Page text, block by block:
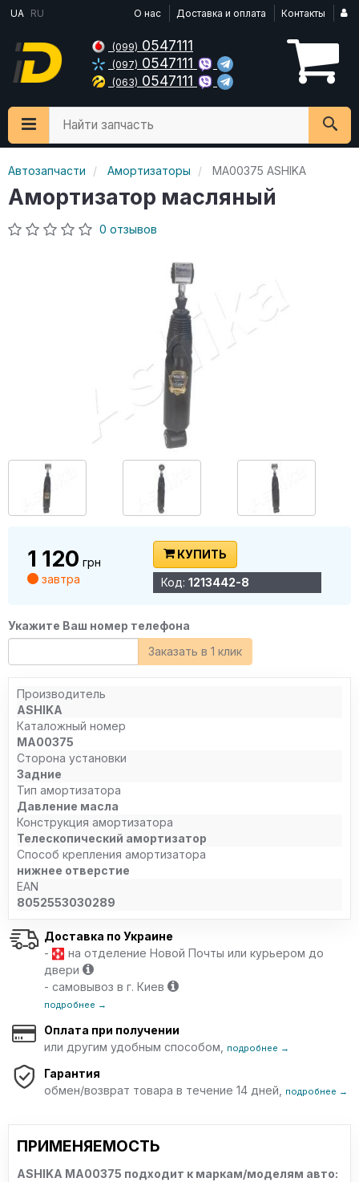
UA RU О нас Доставка и оплата Контакты
(099) 0547111
(097) 0547111
(063) 0547111
Найти запчасть
Автозапчасти Амортизаторы MA00375 ASHIKA
Амортизатор масляный
0 отзывов
1 120 грн
завтра
КУПИТЬ
Код: 1213442-8
Укажите Ваш номер телефона
Заказать в 1 клик
Производитель
ASHIKA
Каталожный номер
MA00375
Сторона установки
Задние
Тип амортизатора
Давление масла
Конструкция амортизатора
Телескопический амортизатор
Способ крепления амортизатора
нижнее отверстие
EAN
8052553030289
Доставка по Украине
-
на отделение Новой Почты или курьером до
двери
- самовывоз в г. Киев
подробнее →
Оплата при получении
или другим удобным способом,
подробнее →
Гарантия
обмен/возврат товара в течение 14 дней,
подробнее →
ПРИМЕНЯЕМОСТЬ
ASHIKA MA00375 подходит к маркам/моделям авто: